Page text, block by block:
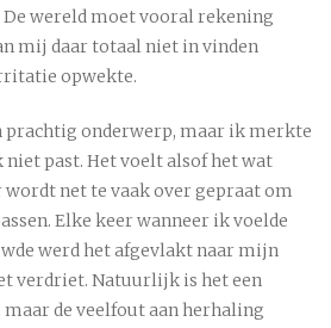
wereld moet vooral rekening
mij daar totaal niet in vinden
opwekte.
prachtig onderwerp, maar ik merkte
niet past. Het voelt alsof het wat
wordt net te vaak over gepraat om
Elke keer wanneer ik voelde
werd het afgevlakt naar mijn
verdriet. Natuurlijk is het een
de veelfout aan herhaling